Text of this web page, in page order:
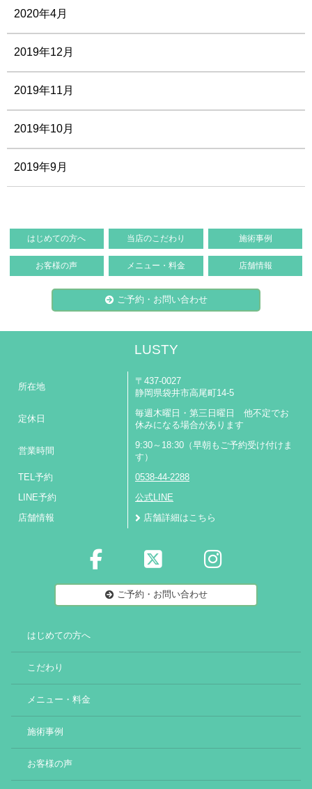
2020年4月
2019年12月
2019年11月
2019年10月
2019年9月
はじめての方へ 当店のこだわり 施術事例
お客様の声 メニュー・料金 店舗情報
ご予約・お問い合わせ
LUSTY
所在地
〒437-0027
静岡県袋井市高尾町14-5
定休日
毎週木曜日・第三日曜日 他不定でお
休みになる場合があります
営業時間
9:30～18:30（早朝もご予約受け付けま
す）
TEL予約 0538-44-2288
LINE予約 公式LINE
店舗情報 店舗詳細はこちら
ご予約・お問い合わせ
はじめての方へ
こだわり
メニュー・料金
施術事例
お客様の声